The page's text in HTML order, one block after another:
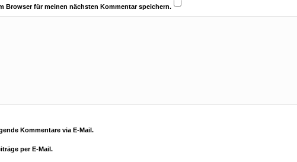
Browser für meinen nächsten Kommentar speichern.
Kommentare via E-Mail.
per E-Mail.